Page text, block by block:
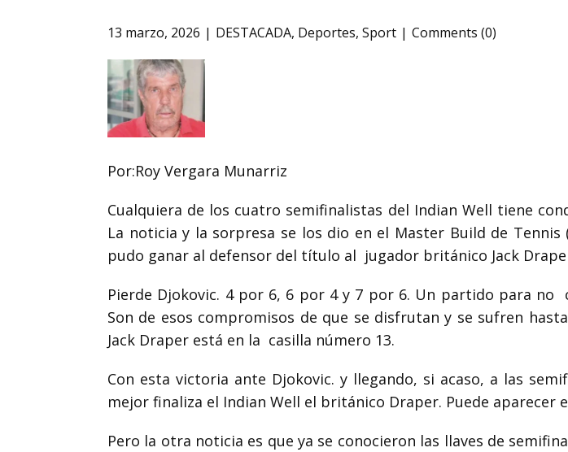
13 marzo, 2026 DESTACADA, Deportes, Sport Comments (0)
Por:Roy Vergara Munarriz
Cualquiera de los cuatro semifinalistas del Indian Well tiene
La noticia y la sorpresa se los dio en el Master Build de Tennis
pudo ganar al defensor del título al jugador británico Jack
Pierde Djokovic. 4 por 6, 6 por 4 y 7 por 6. Un partido para no
Son de esos compromisos de que se disfrutan y se sufren
Jack Draper está en la casilla número 13.
Con esta victoria ante Djokovic. y llegando, si acaso, a las
mejor finaliza el Indian Well el británico Draper. Puede aparecer
Pero la otra noticia es que ya se conocieron las llaves de